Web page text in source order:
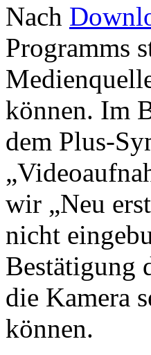
Nach
Programms
können. Im
dem Plus-
wir „Neu
nicht
Bestätigung
die Kamera
können.